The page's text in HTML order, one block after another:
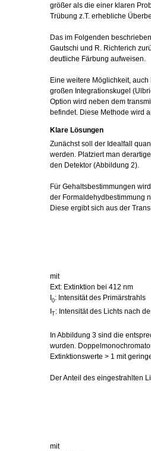
größer als die einer klaren
Trübung z.T. erhebliche
Das im Folgenden
Gautschi und R. Richterich
deutliche Färbung aufweisen.
Eine weitere Möglichkeit,
großen Integrationskugel
Option wird neben dem
befindet. Diese Methode wird
Klare Lösungen
Zunächst soll der Idealfall
werden. Platziert man
den Detektor (Abbildung 2).
Für Gehaltsbestimmungen
der Formaldehydbestimmung
Diese ergibt sich aus der
mit
Ext: Extinktion bei 412 nm
0: Intensität des Primärstrahls
IT: Intensität des Lichts nach
In Abbildung 3 sind die
wurden.
Extinktionswerte > 1 mit
Der Anteil des eingestrahlten
mit